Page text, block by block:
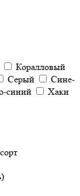
Коралловый
Серый
Сине-
синий
Хаки